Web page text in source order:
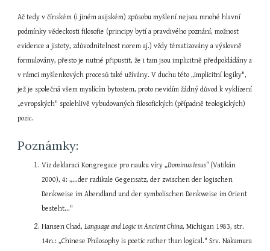
Ač tedy v čínském (i jiném asijském) způsobu myšlení nejsou mnohé hlavní
podmínky vědeckosti filosofie (principy bytí a pravdivého poznání, možnost
evidence a jistoty, zdůvodnitelnost norem aj.) vždy tématizovány a výslovně
formulovány, přesto je nutné připustit, že i tam jsou implicitně předpokládány a
v rámci myšlenkových procesů také užívány. V duchu této „implicitní logiky",
jež je společná všem myslícím bytostem, proto nevidím žádný důvod k vyklízení
„evropských" spolehlivě vybudovaných filosofických (případně teologických)
pozic.
Poznámky:
Viz deklaraci Kongregace pro nauku víry „Dominus Iesus" (Vatikán
2000), 4: „...der radikale Gegensatz, der zwischen der logischen
Denkweise im Abendland und der symbolischen Denkweise im Orient
besteht..."
Hansen Chad, Language and Logic in Ancient China, Michigan 1983, str.
14n.: „Chinese Philosophy is poetic rather than logical." Srv. Nakamura